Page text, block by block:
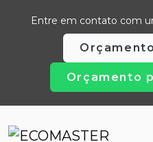
Entre em contato com
Orçamento